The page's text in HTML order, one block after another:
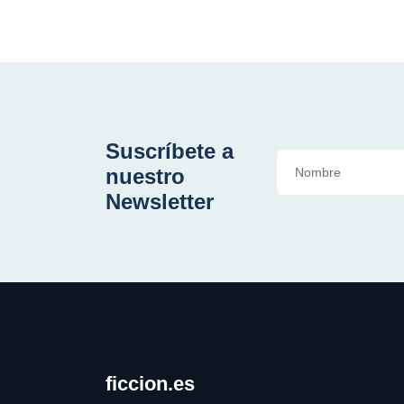
Suscríbete a
nuestro
Newsletter
ficcion.es